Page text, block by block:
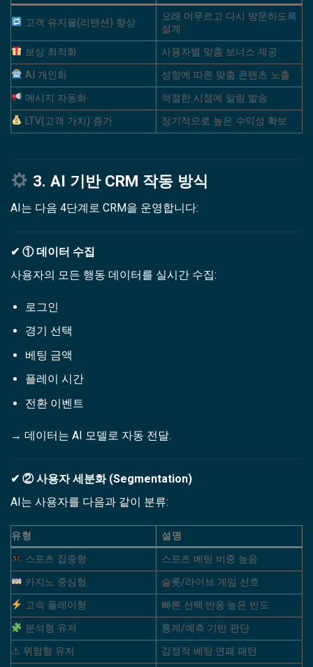
고객 유지율(리텐션) 향상
오래 머무르고 다시 방문하도록
설계
보상 최적화
사용자별 맞춤 보너스 제공
AI 개인화
성향에 따른 맞춤 콘텐츠 노출
메시지 자동화
적절한 시점에 알림 발송
LTV(고객 가치) 증가
장기적으로 높은 수익성 확보
3. AI 기반 CRM 작동 방식
AI는 다음 4단계로 CRM을 운영합니다:
✔ ① 데이터 수집
사용자의 모든 행동 데이터를 실시간 수집:
로그인
경기 선택
베팅 금액
플레이 시간
전환 이벤트
→ 데이터는 AI 모델로 자동 전달.
✔ ② 사용자 세분화 (Segmentation)
AI는 사용자를 다음과 같이 분류:
유형
설명
스포츠 집중형
스포츠 베팅 비중 높음
카지노 중심형
슬롯/라이브 게임 선호
고속 플레이형
빠른 선택·반응·높은 빈도
분석형 유저
통계/예측 기반 판단
⚠ 위험형 유저
감정적 베팅·연패 패턴